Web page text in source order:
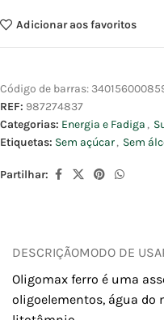
Adicionar aos favoritos
Código de barras:
REF: 987274837
Categorias: Energia e Fadiga ,
Etiquetas: Sem açúcar, Sem
Partilhar:
DESCRIÇÃOMODO DE
Oligomax ferro é uma
oligoelementos, água do